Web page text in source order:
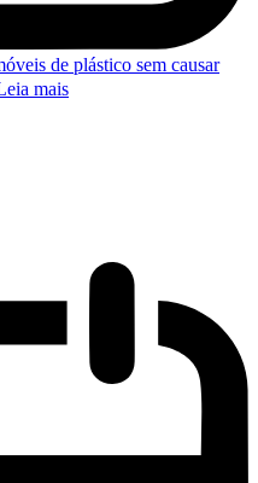
de plástico sem causar
mais